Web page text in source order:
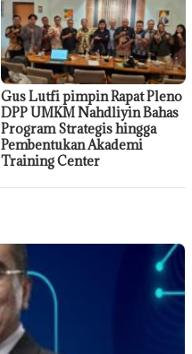
Gus Lutfi pimpin Rapat Pleno
DPP UMKM Nahdliyin Bahas
Program Strategis hingga
Pembentukan Akademi
Training Center